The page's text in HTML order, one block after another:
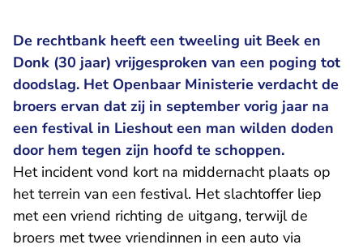
De rechtbank heeft een tweeling uit Beek en
Donk (30 jaar) vrijgesproken van een poging tot
doodslag. Het Openbaar Ministerie verdacht de
broers ervan dat zij in september vorig jaar na
een festival in Lieshout een man wilden doden
door hem tegen zijn hoofd te schoppen.
Het incident vond kort na middernacht plaats op
het terrein van een festival. Het slachtoffer liep
met een vriend richting de uitgang, terwijl de
broers met twee vriendinnen in een auto via